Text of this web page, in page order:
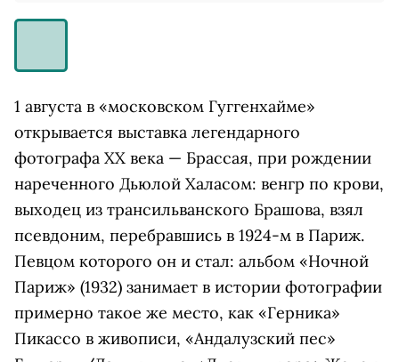
1 августа в «московском Гуггенхайме»
открывается выставка легендарного
фотографа ХХ века — Брассая, при рождении
нареченного Дьюлой Халасом: венгр по крови,
выходец из трансильванского Брашова, взял
псевдоним, перебравшись в 1924-м в Париж.
Певцом которого он и стал: альбом «Ночной
Париж» (1932) занимает в истории фотографии
примерно такое же место, как «Герника»
Пикассо в живописи, «Андалузский пес»